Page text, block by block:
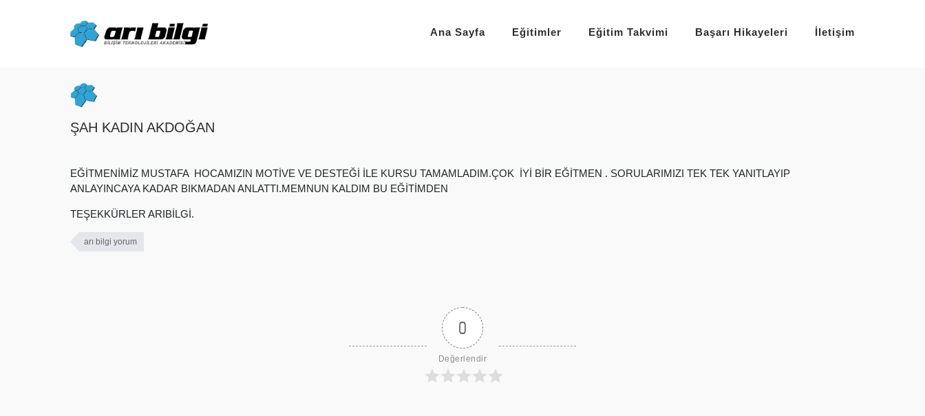
Ana Sayfa Eğitimler Eğitim Takvimi Başarı Hikayeleri İletişim
ŞAH KADIN AKDOĞAN
EĞİTMENİMİZ MUSTAFA HOCAMIZIN MOTİVE VE DESTEĞİ İLE KURSU TAMAMLADIM.ÇOK İYİ BİR EĞİTMEN . SORULARIMIZI TEK TEK YANITLAYIP
ANLAYINCAYA KADAR BIKMADAN ANLATTI.MEMNUN KALDIM BU EĞİTİMDEN
TEŞEKKÜRLER ARIBİLGİ.
arı bilgi yorum
0
Değerlendir